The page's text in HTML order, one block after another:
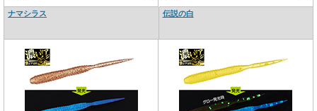
ナマシラス 伝説の白